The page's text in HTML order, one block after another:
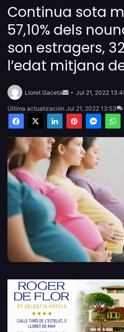
Continua sota
57,10% dels
son estragers,
l’edat mitjana
Lloret Gaceta
email
Jul 21, 2022
Última actualización Jul 21, 2022 13:53
Facebook
X LinkedInPinterest